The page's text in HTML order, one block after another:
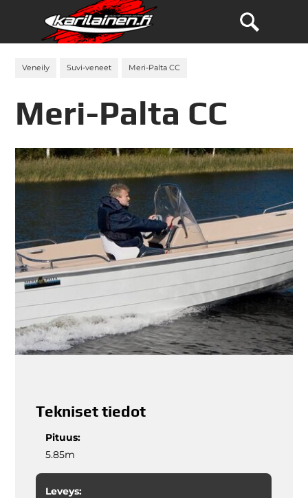
Veneily Suvi-veneet Meri-Palta CC
Meri-Palta CC
Tekniset tiedot
Pituus:
5.85m
Leveys: